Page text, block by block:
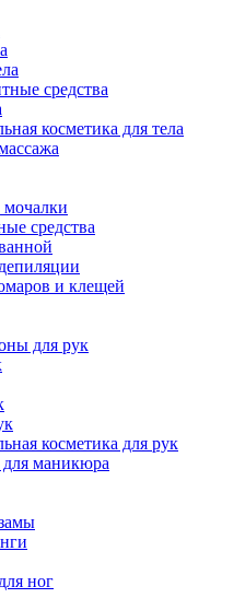
средства
косметика для тела
средства
и клещей
для рук
косметика для рук
маникюра
ног